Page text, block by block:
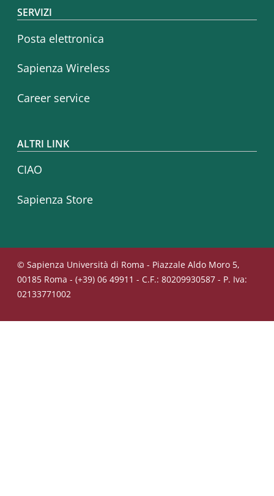
SERVIZI
Posta elettronica
Sapienza Wireless
Career service
ALTRI LINK
CIAO
Sapienza Store
© Sapienza Università di Roma - Piazzale Aldo Moro 5,
00185 Roma - (+39) 06 49911 - C.F.: 80209930587 - P. Iva:
02133771002